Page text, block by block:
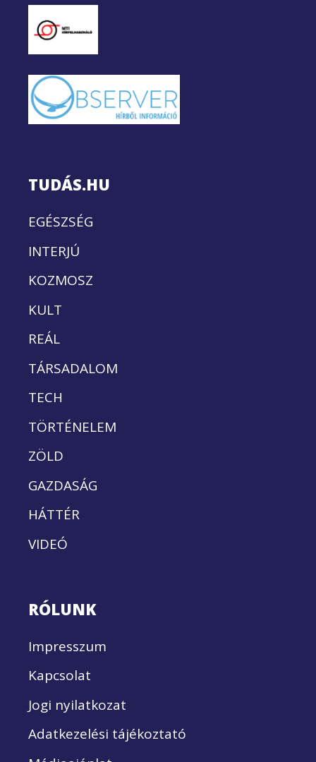
TUDÁS.HU
EGÉSZSÉG
INTERJÚ
KOZMOSZ
KULT
REÁL
TÁRSADALOM
TECH
TÖRTÉNELEM
ZÖLD
GAZDASÁG
HÁTTÉR
VIDEÓ
RÓLUNK
Impresszum
Kapcsolat
Jogi nyilatkozat
Adatkezelési tájékoztató